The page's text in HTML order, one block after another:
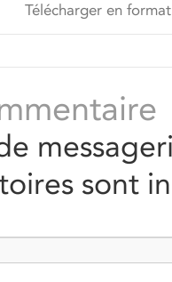
Télécharger en
sont